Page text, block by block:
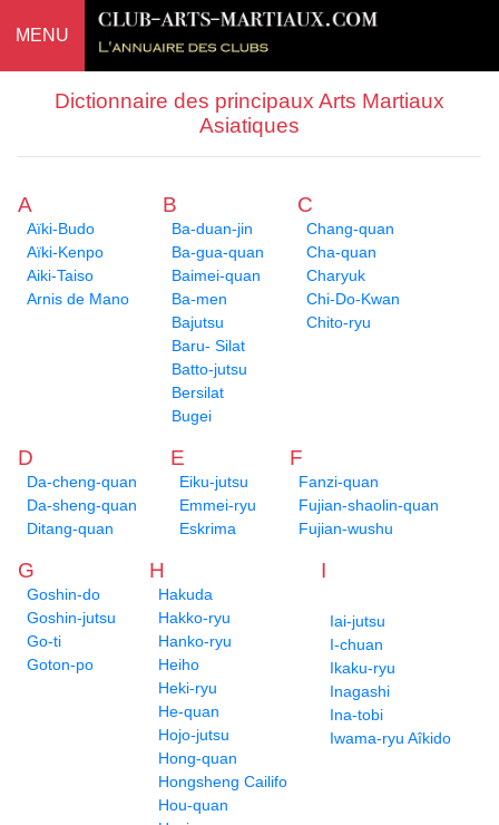
MENU
Dictionnaire des principaux Arts Martiaux
Asiatiques
A
Aïki-Budo
Aïki-Kenpo
Aiki-Taiso
Arnis de Mano
B
Ba-duan-jin
Ba-gua-quan
Baimei-quan
Ba-men
Bajutsu
Baru- Silat
Batto-jutsu
Bersilat
Bugei
C
Chang-quan
Cha-quan
Charyuk
Chi-Do-Kwan
Chito-ryu
D
Da-cheng-quan
Da-sheng-quan
Ditang-quan
E
Eiku-jutsu
Emmei-ryu
Eskrima
F
Fanzi-quan
Fujian-shaolin-quan
Fujian-wushu
G
Goshin-do
Goshin-jutsu
Go-ti
Goton-po
H
Hakuda
Hakko-ryu
Hanko-ryu
Heiho
Heki-ryu
He-quan
Hojo-jutsu
Hong-quan
Hongsheng Cailifo
Hou-quan
I
Iai-jutsu
I-chuan
Ikaku-ryu
Inagashi
Ina-tobi
Iwama-ryu Aîkido